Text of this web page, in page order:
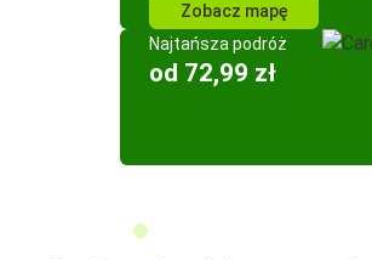
Zobacz mapę
Najtańsza podróż
od 72,99 zł